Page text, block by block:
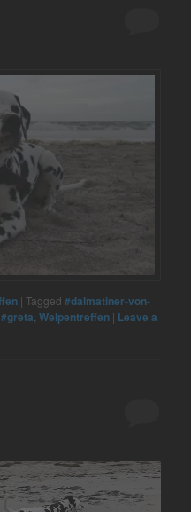
|Tagged #dalmatiner-von-
,#greta ,Welpentreffen | Leave a